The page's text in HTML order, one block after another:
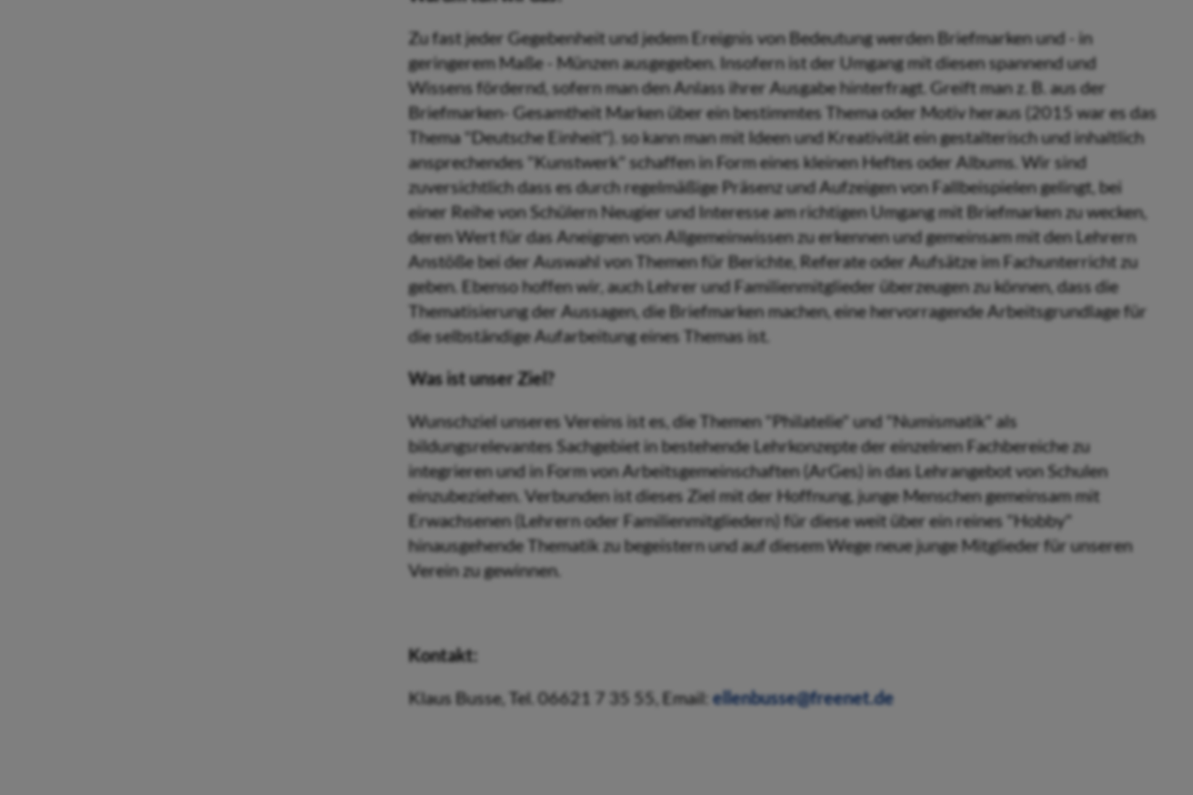
Zu fast jeder Gegebenheit und jedem Ereignis von Bedeutung werden Briefmarken und - in
geringerem Maße - Münzen ausgegeben. Insofern ist der Umgang mit diesen spannend und
Wissens fördernd, sofern man den Anlass ihrer Ausgabe hinterfragt. Greift man z. B. aus der
Briefmarken- Gesamtheit Marken über ein bestimmtes Thema oder Motiv heraus (2015 war es das
Thema "Deutsche Einheit"). so kann man mit Ideen und Kreativität ein gestalterisch und inhaltlich
ansprechendes "Kunstwerk" schaffen in Form eines kleinen Heftes oder Albums. Wir sind
zuversichtlich dass es durch regelmäßige Präsenz und Aufzeigen von Fallbeispielen gelingt, bei
einer Reihe von Schülern Neugier und Interesse am richtigen Umgang mit Briefmarken zu wecken,
deren Wert für das Aneignen von Allgemeinwissen zu erkennen und gemeinsam mit den Lehrern
Anstöße bei der Auswahl von Themen für Berichte, Referate oder Aufsätze im Fachunterricht zu
geben. Ebenso hoffen wir, auch Lehrer und Familienmitglieder überzeugen zu können, dass die
Thematisierung der Aussagen, die Briefmarken machen, eine hervorragende Arbeitsgrundlage für
die selbständige Aufarbeitung eines Themas ist.
Was ist unser Ziel?
Wunschziel unseres Vereins ist es, die Themen "Philatelie" und "Numismatik" als
bildungsrelevantes Sachgebiet in bestehende Lehrkonzepte der einzelnen Fachbereiche zu
integrieren und in Form von Arbeitsgemeinschaften (ArGes) in das Lehrangebot von Schulen
einzubeziehen. Verbunden ist dieses Ziel mit der Hoffnung, junge Menschen gemeinsam mit
Erwachsenen (Lehrern oder Familienmitgliedern) für diese weit über ein reines "Hobby"
hinausgehende Thematik zu begeistern und auf diesem Wege neue junge Mitglieder für unseren
Verein zu gewinnen.
Kontakt:
Klaus Busse, Tel. 06621 7 35 55, Email:ellenbusse@freenet.de